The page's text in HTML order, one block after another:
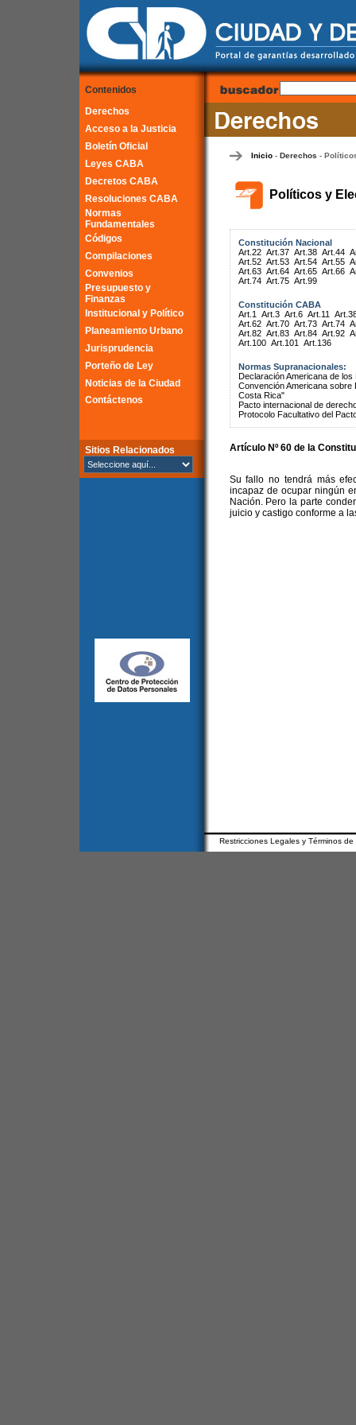
Contenidos
Derechos
Acceso a la Justicia
Boletín Oficial
Leyes CABA
Decretos CABA
Resoluciones CABA
Normas
Fundamentales
Códigos
Compilaciones
Convenios
Presupuesto y
Finanzas
Institucional y Político
Planeamiento Urbano
Jurisprudencia
Porteño de Ley
Noticias de la Ciudad
Contáctenos
Sitios Relacionados
Inicio- Derechos -
Políticos y
Constitución Nacional
Art.22 Art.37 Art.38 Art.44
Art.52 Art.53 Art.54 Art.55
Art.63 Art.64 Art.65 Art.66
Art.74 Art.75 Art.99
Constitución CABA
Art.1
Art.3 Art.6 Art.11
Art.62 Art.70 Art.73 Art.74
Art.82 Art.83 Art.84 Art.92
Art.100 Art.101 Art.136
Normas Supranacionales:
Declaración Americana de
Convención Americana
Costa Rica"
Pacto internacional de
Protocolo Facultativo del
Artículo Nº 60 de la
Su fallo no tendrá más
incapaz de ocupar ningún
Nación. Pero la parte
juicio y castigo conforme a
Restricciones Legales y Términos de